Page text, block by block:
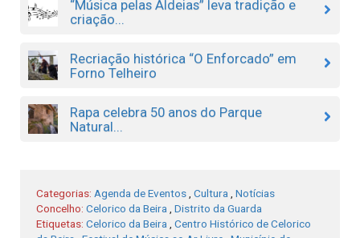
“Música pelas Aldeias” leva tradição e
criação...
Recriação histórica “O Enforcado” em
Forno Telheiro
Rapa celebra 50 anos do Parque
Natural...
Categorias: Agenda de Eventos Cultura
Notícias
Concelho: Celorico da Beira
Distrito da Guarda
Etiquetas: Celorico da Beira
Centro Histórico de Celorico